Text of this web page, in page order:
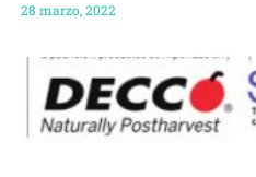
28 marzo, 2022